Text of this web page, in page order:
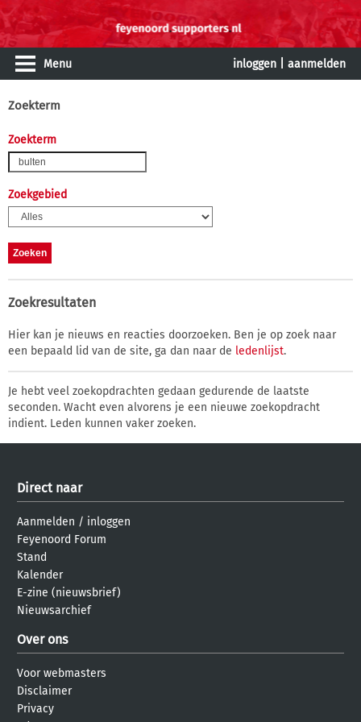
Menu inloggen aanmelden
Zoekterm
Zoekterm
Zoekgebied
Zoekresultaten
Hier kan je nieuws en reacties doorzoeken. Ben je op zoek naar
een bepaald lid van de site, ga dan naar de ledenlijst.
Je hebt veel zoekopdrachten gedaan gedurende de laatste
seconden. Wacht even alvorens je een nieuwe zoekopdracht
indient. Leden kunnen vaker zoeken.
Direct naar
Aanmelden / inloggen
Feyenoord Forum
Stand
Kalender
E-zine (nieuwsbrief)
Nieuwsarchief
Over ons
Voor webmasters
Disclaimer
Privacy